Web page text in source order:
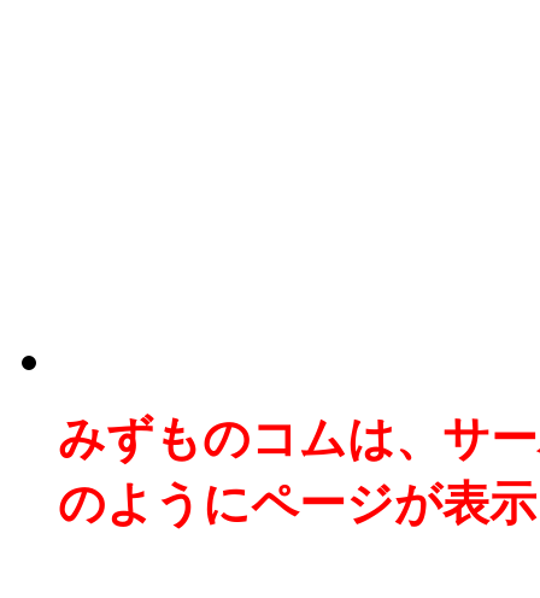
みずものコムは、サ
のようにページが表